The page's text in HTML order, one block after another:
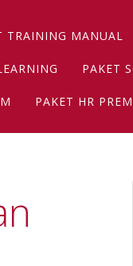
TRAINING MANUAL
PAKET
PAKET HR